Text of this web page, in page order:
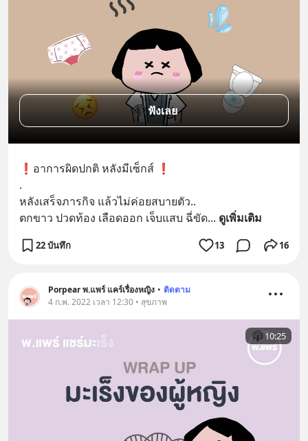
ฟังเลย
❗️อาการผิดปกติ หลังมีเซ็กส์ ❗️
.
หลังเสร็จภารกิจ แล้วไม่ค่อยสบายตัว..
ตกขาว ปวดท้อง เลือดออก เจ็บแสบ ฉี่ขัด... ดูเพิ่มเติม
22 บันทึก 13 16
Porpear พ.แพร์ แคร์เรื่องหญิง • ติดตาม
4 ก.พ. 2022 เวลา 12:30 • สุขภาพ
10:25